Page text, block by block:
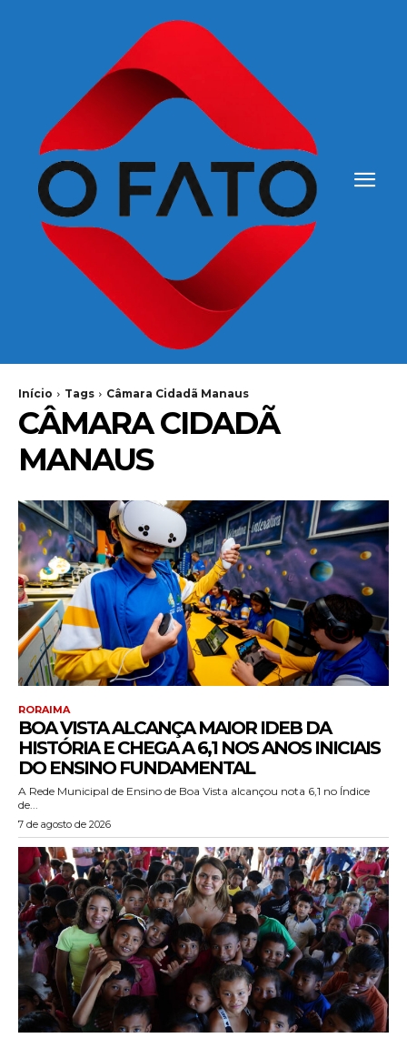
Início Tags Câmara Cidadã Manaus
CÂMARA CIDADÃ
MANAUS
RORAIMA
BOA VISTA ALCANÇA MAIOR IDEB DA
HISTÓRIA E CHEGA A 6,1 NOS ANOS INICIAIS
DO ENSINO FUNDAMENTAL
A Rede Municipal de Ensino de Boa Vista alcançou nota 6,1 no Índice
de...
7 de agosto de 2026